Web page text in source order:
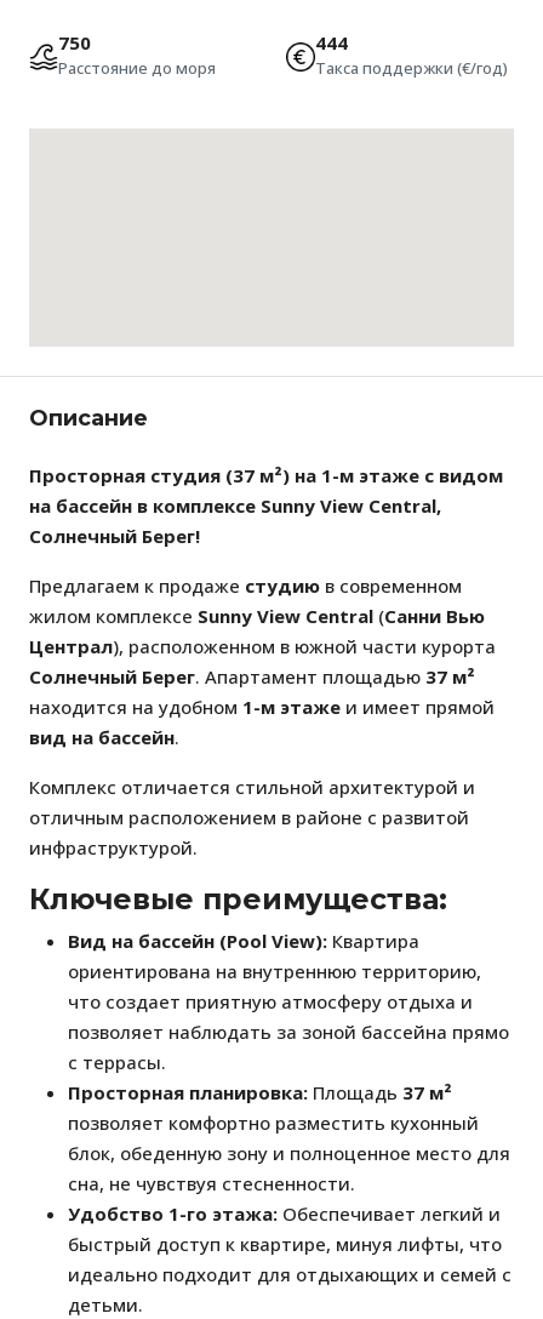
750
Расстояние до моря
444
Такса поддержки (€/год)
Описание
Просторная студия (37 м²) на 1-м этаже с видом
на бассейн в комплексе Sunny View Central,
Солнечный Берег!
Предлагаем к продаже студию в современном
жилом комплексе Sunny View Central (Санни Вью
Централ), расположенном в южной части курорта
Солнечный Берег. Апартамент площадью 37 м²
находится на удобном 1-м этаже и имеет прямой
вид на бассейн.
Комплекс отличается стильной архитектурой и
отличным расположением в районе с развитой
инфраструктурой.
Ключевые преимущества:
Вид на бассейн (Pool View): Квартира
ориентирована на внутреннюю территорию,
что создает приятную атмосферу отдыха и
позволяет наблюдать за зоной бассейна прямо
с террасы.
Просторная планировка: Площадь 37 м²
позволяет комфортно разместить кухонный
блок, обеденную зону и полноценное место для
сна, не чувствуя стесненности.
Удобство 1-го этажа: Обеспечивает легкий и
быстрый доступ к квартире, минуя лифты, что
идеально подходит для отдыхающих и семей с
детьми.